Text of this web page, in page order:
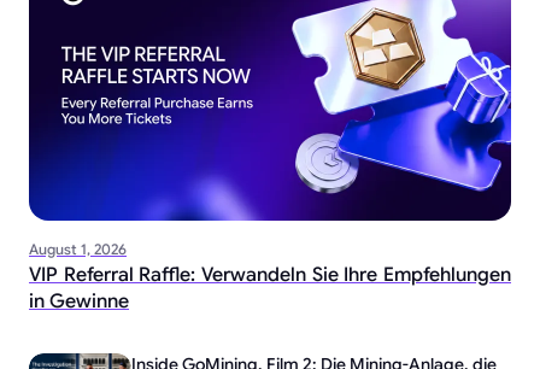
August 1, 2026
VIP Referral Raffle: Verwandeln Sie Ihre Empfehlungen
in Gewinne
Inside GoMining, Film 2: Die Mining-Anlage, die